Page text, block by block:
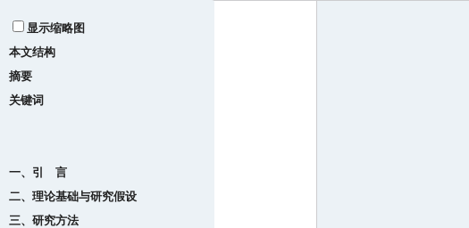
显示缩略图
本文结构
摘要
关键词
一、引 言
二、理论基础与研究假设
三、研究方法